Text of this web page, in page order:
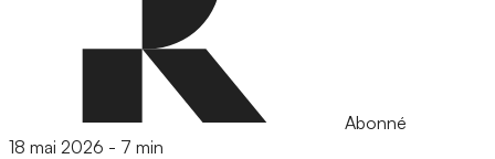
Abonné
18 mai 2026 - 7 min